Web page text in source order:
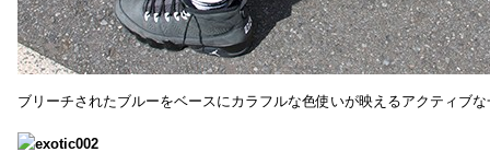
ブリーチされたブルーをベースにカラフルな色使いが映えるアクティブ